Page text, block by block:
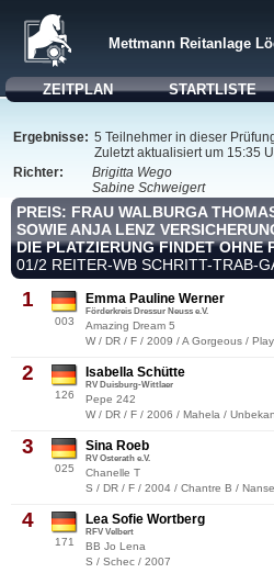
Mettmann Reitanlage
ZEITPLAN STARTLISTE
Ergebnisse: 5 Teilnehmer in dieser
Zuletzt aktualisiert um 15:35
Richter:
Brigitta Wego
Sabine Schweigert
PREIS: FRAU WALBURGA
SOWIE ANJA LENZ
DIE PLATZIERUNG FINDET OHNE
01/2 REITER-WB SCHRITT-TRAB-
1
003
Emma Pauline Werner
Förderkreis Dressur Neuss e.V.
Amazing Dream 5
W / DR / F / 2009 / A Gorgeous /
2
126
Isabella Schütte
RV Duisburg-Wittlaer
Pepe 242
W / DR / F / 2006 / Mahela /
3
025
Sina Roeb
RV Osterath e.V.
Chanelle T
S / DR / F / 2004 / Chantre B /
4
171
Lea Sofie Wortberg
RFV Velbert
BB Jo Lena
S / Schec / 2007